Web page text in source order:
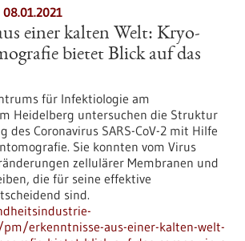
einer kalten Welt: Kryo-
bietet Blick auf das
für Infektiologie am
Heidelberg untersuchen die Struktur
des Coronavirus SARS-CoV-2 mit Hilfe
Sie konnten vom Virus
zellulärer Membranen und
die für seine effektive
sind.
erkenntnisse-aus-einer-kalten-welt-